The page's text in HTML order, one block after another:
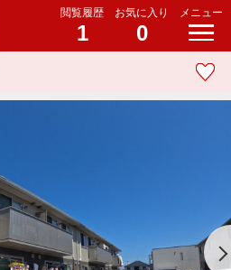
閲覧履歴
1
お気に入り
0
メニュー